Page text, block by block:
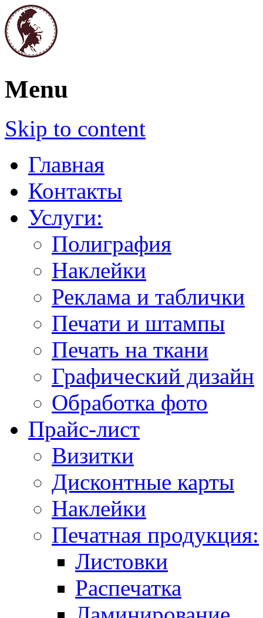
Паллада
Полиграфия. Печати и штампы.
Menu
Skip to content
Главная
Контакты
Услуги:
Полиграфия
Наклейки
Реклама и таблички
Печати и штампы
Печать на ткани
Графический дизайн
Обработка фото
Прайс-лист
Визитки
Дисконтные карты
Наклейки
Печатная продукция:
Листовки
Распечатка